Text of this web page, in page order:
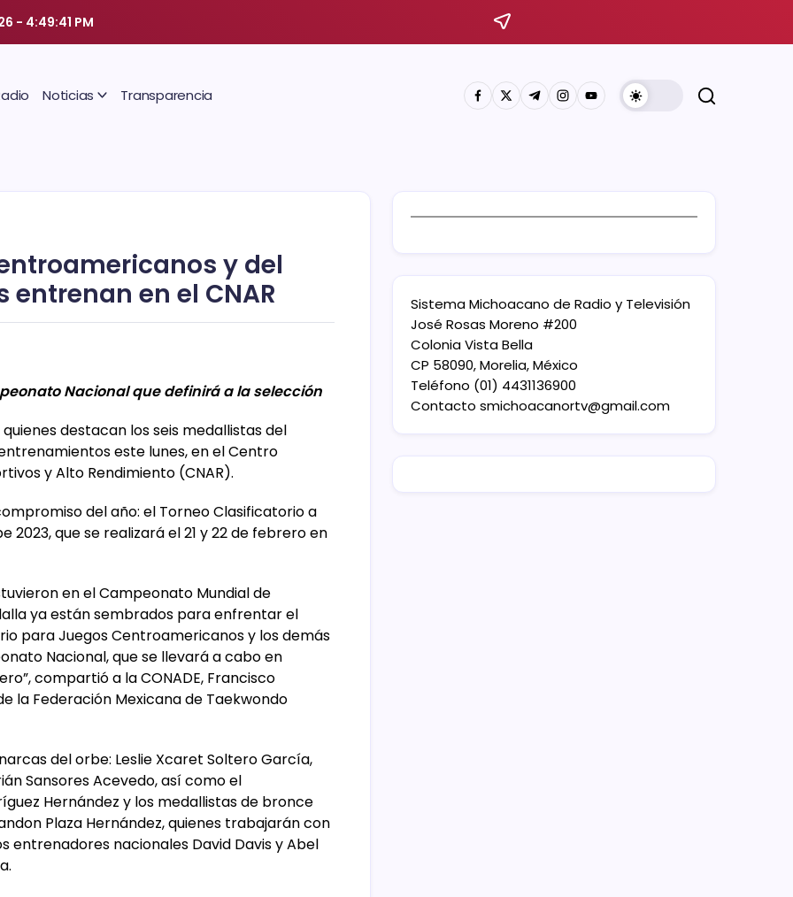
- 4:49:42 PM
Noticias Transparencia
y del
en el CNAR
Nacional que definirá a la selección
destacan los seis medallistas del
este lunes, en el Centro
y Alto Rendimiento (CNAR).
del año: el Torneo Clasificatorio a
que se realizará el 21 y 22 de febrero en
en el Campeonato Mundial de
ya están sembrados para enfrentar el
para Juegos Centroamericanos y los demás
Nacional, que se llevará a cabo en
compartió a la CONADE, Francisco
la Federación Mexicana de Taekwondo
del orbe: Leslie Xcaret Soltero García,
Sansores Acevedo, así como el
Hernández y los medallistas de bronce
Plaza Hernández, quienes trabajarán con
entrenadores nacionales David Davis y Abel
Sistema Michoacano de Radio y Televisión
José Rosas Moreno #200
Colonia Vista Bella
CP 58090, Morelia, México
Teléfono (01) 4431136900
Contacto smichoacanortv@gmail.com